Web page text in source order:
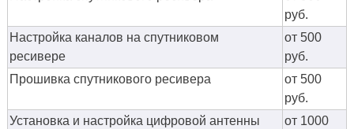
руб.
Настройка каналов на спутниковом
ресивере
от 500
руб.
Прошивка спутникового ресивера
от 500
руб.
Установка и настройка цифровой антенны
от 1000